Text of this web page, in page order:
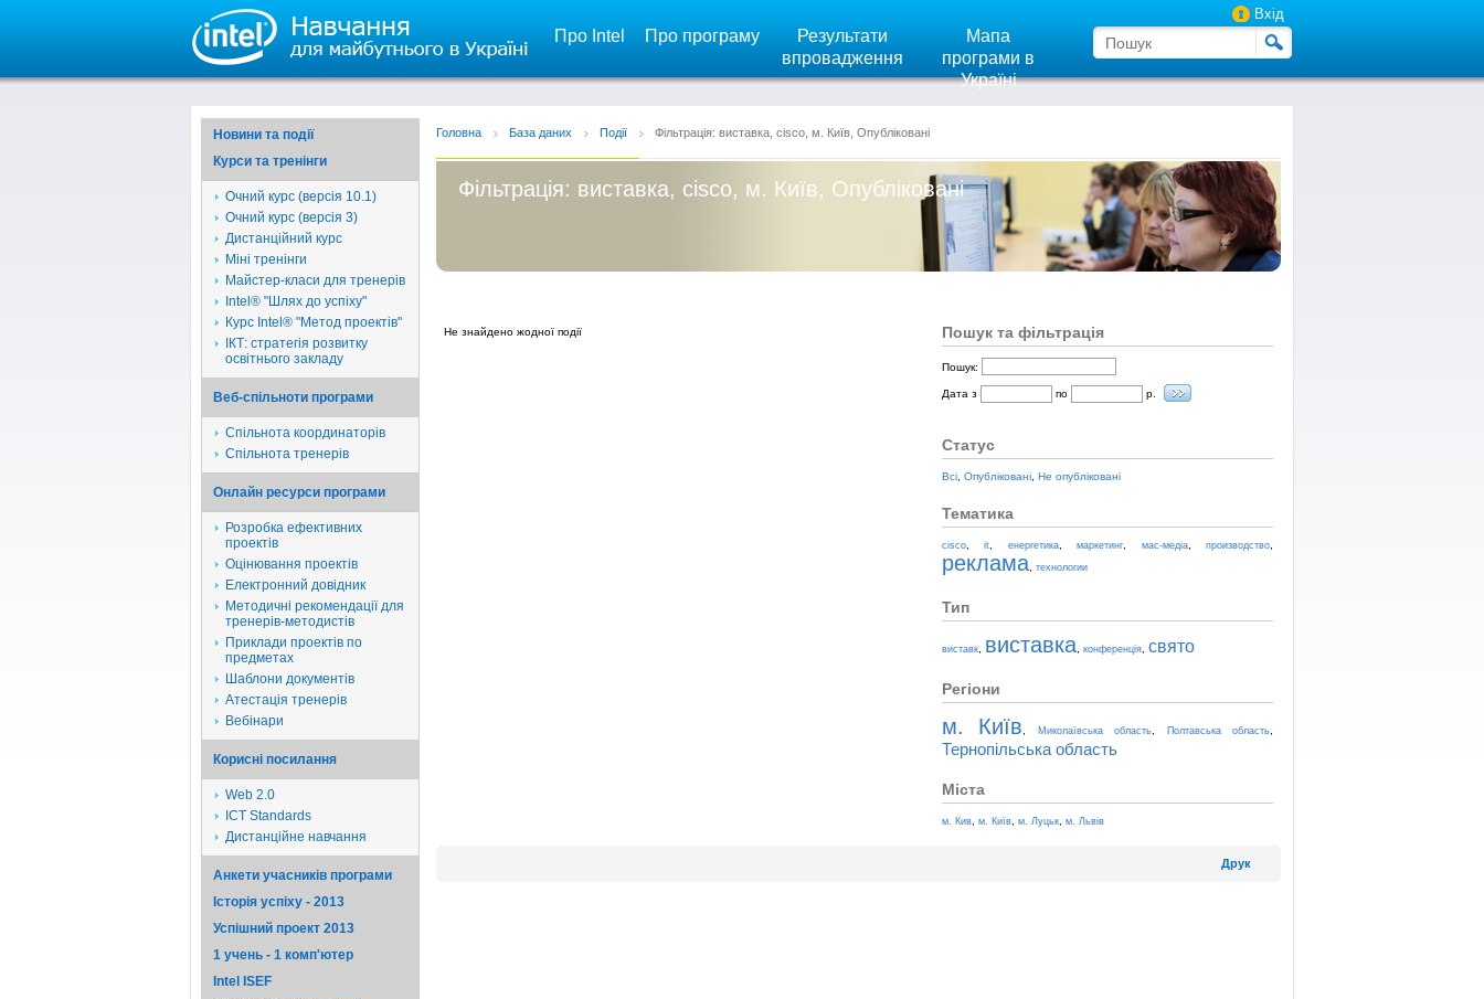
Вхід
Про Intel Про програму
Результати
впровадження
Мапа
програми в
Україні
Новини та події
Курси та тренінги
Очний курс (версія 10.1)
Очний курс (версія 3)
Дистанційний курс
Міні тренінги
Майстер-класи для тренерів
Intel® "Шлях до успіху"
Курс Intel® "Метод проектів"
ІКТ: стратегія розвитку
освітнього закладу
Веб-спільноти програми
Спільнота координаторів
Спільнота тренерів
Онлайн ресурси програми
Розробка ефективних
проектів
Оцінювання проектів
Електронний довідник
Методичні рекомендації для
тренерів-методистів
Приклади проектів по
предметах
Шаблони документів
Атестація тренерів
Вебінари
Корисні посилання
Web 2.0
ICT Standards
Дистанційне навчання
Анкети учасників програми
Історія успіху - 2013
Успішний проект 2013
1 учень - 1 комп'ютер
Intel ISEF
Головна База даних Події Фільтрація: виставка, cisco, м. Київ, Опубліковані
Фільтрація: виставка, cisco, м. Київ, Опубліковані
Не знайдено жодної події Пошук та фільтрація
Пошук:
Дата з по р.
Статус
Всі Опубліковані Не опубліковані
Тематика
cisco ,it енергетика,маркетинг мас-медіа,производство
реклама технологии
Тип
виставк виставка конференція свято
Регіони
м. Київ Миколаївська область Полтавська область
Тернопільська область
Міста
м. Кив м. Київ м. Луцьк м. Львів
Друк